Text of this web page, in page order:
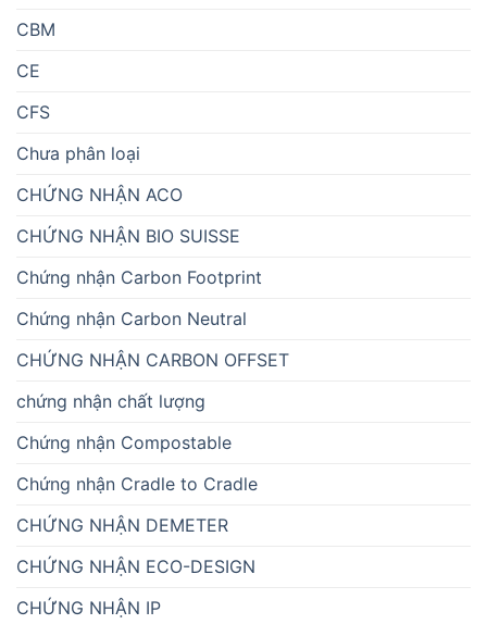
CBM
CE
CFS
Chưa phân loại
CHỨNG NHẬN ACO
CHỨNG NHẬN BIO SUISSE
Chứng nhận Carbon Footprint
Chứng nhận Carbon Neutral
CHỨNG NHẬN CARBON OFFSET
chứng nhận chất lượng
Chứng nhận Compostable
Chứng nhận Cradle to Cradle
CHỨNG NHẬN DEMETER
CHỨNG NHẬN ECO-DESIGN
CHỨNG NHẬN IP